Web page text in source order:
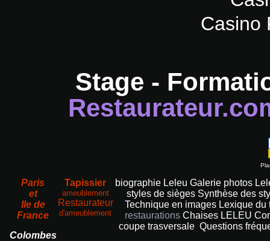
Casino
Stage -
Paris
et
Ile de
France
Colombes
Tapissier
ameublement
Restaurateur
d'ameublement
biographie Leleu Galerie photos
styles de sièges Synthèse des
Technique en images Lexique du
restaurationsChaises LELEU
coupe trasversale Questions